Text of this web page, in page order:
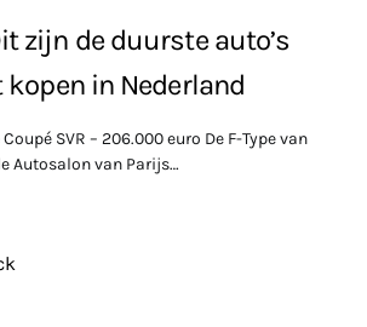
zijn de duurste auto’s
in Nederland
SVR – 206.000 euro De F-Type van
Autosalon van Parijs…